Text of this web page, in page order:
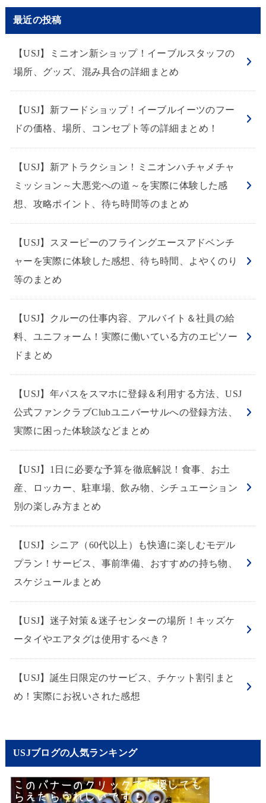
最近の投稿
【USJ】ミニオン新ショップ！イーブルスタッフの
場所、グッズ、混み具合の詳細まとめ
【USJ】新フードショップ！イーブルイーツのフー
ドの価格、場所、コンセプト等の詳細まとめ！
【USJ】新アトラクション！ミニオンハチャメチャ
ミッション～大悪党への道～を実際に体験した感
想、攻略ポイント、待ち時間等のまとめ
【USJ】スヌーピーのフライングエースアドベンチ
ャーを実際に体験した感想、待ち時間、よやくのり
等のまとめ
【USJ】クルーの仕事内容、アルバイト＆社員の給
料、ユニフォーム！実際に働いている方のエピソー
ドまとめ
【USJ】年パスをスマホに登録＆利用する方法、USJ
公式ファンクラブClubユニバーサルへの登録方法、
実際に困った体験談などまとめ
【USJ】1日に必要な予算を徹底解説！食事、お土
産、ロッカー、駐車場、飲み物、シチュエーション
別の楽しみ方まとめ
【USJ】シニア（60代以上）も快適に楽しむモデル
プラン！サービス、事前準備、おすすめの持ち物、
スケジュールまとめ
【USJ】迷子対策＆迷子センターの場所！キッズケ
ータイやエアタグは使用するべき？
【USJ】誕生日限定のサービス、チケット割引まと
め！実際にお祝いされた感想
USJブログの人気ランキング